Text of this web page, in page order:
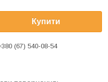
Купити
(67) 540-08-54